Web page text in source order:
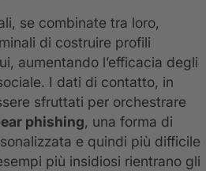
se combinate tra loro,
di costruire profili
aumentando l’efficacia degli
I dati di contatto, in
sfruttati per orchestrare
phishing, una forma di
e quindi più difficile
più insidiosi rientrano gli